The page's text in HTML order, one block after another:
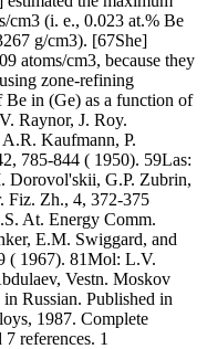
cm3 (i. e., 0.023 at.% Be
g/cm3). [67She]
atoms/cm3, because they
zone-refining
in (Ge) as a function of
Raynor, J. Roy.
Kaufmann, P.
785-844 ( 1950). 59Las:
Dorovol'skii, G.P. Zubrin,
Fiz. Zh., 4, 372-375
At. Energy Comm.
E.M. Swiggard, and
( 1967). 81Mol: L.V.
Vestn. Moskov
Russian. Published in
1987. Complete
references. 1